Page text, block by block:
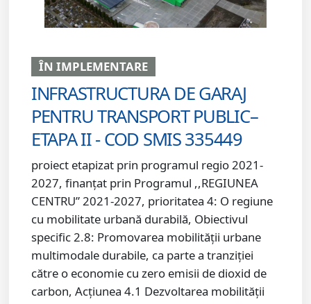
ÎN IMPLEMENTARE
INFRASTRUCTURA DE GARAJ
PENTRU TRANSPORT PUBLIC–
ETAPA II - COD SMIS 335449
proiect etapizat prin programul regio 2021-
2027, finanțat prin Programul ,,REGIUNEA
CENTRU” 2021-2027, prioritatea 4: O regiune
cu mobilitate urbană durabilă, Obiectivul
specific 2.8: Promovarea mobilității urbane
multimodale durabile, ca parte a tranziției
către o economie cu zero emisii de dioxid de
carbon, Acțiunea 4.1 Dezvoltarea mobilității